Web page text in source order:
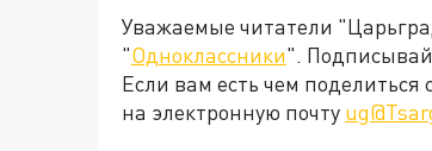
Уважаемые читатели
"Одноклассники".
Если вам есть чем
на электронную почту